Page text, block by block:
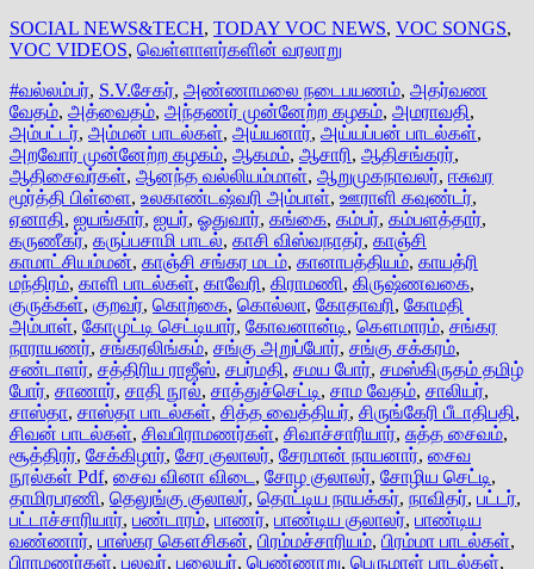
SOCIAL NEWS&TECH, TODAY VOC NEWS, VOC SONGS,
VOC VIDEOS, வெள்ளாளர்களின் வரலாறு
#வல்லம்பர், S.V.சேகர், அண்ணாமலை நடைபயணம், அதர்வண
வேதம், அத்வைதம், அந்தணர் முன்னேற்ற கழகம், அமராவதி,
அம்பட்டர், அம்மன் பாடல்கள், அய்யனார், அய்யப்பன் பாடல்கள்,
அறவோர் முன்னேற்ற கழகம், ஆகமம், ஆசாரி, ஆதிசங்கரர்,
ஆதிசைவர்கள், ஆனந்த வல்லியம்மாள், ஆறுமுகநாவலர், ஈசுவர
மூர்த்தி பிள்ளை, உலகாண்டஷ்வரி அம்பாள், ஊராளி கவுண்டர்,
ஏனாதி, ஐயங்கார், ஐயர், ஓதுவார், கங்கை, கம்பர், கம்பளத்தார்,
கருணீகர், கருப்பசாமி பாடல், காசி விஸ்வநாதர், காஞ்சி
காமாட்சியம்மன், காஞ்சி சங்கர மடம், கானாபத்தியம், காயத்ரி
மந்திரம், காளி பாடல்கள், காவேரி, கிராமணி, கிருஷ்ணவகை,
குருக்கள், குறவர், கொற்கை, கொல்லா, கோதாவரி, கோமதி
அம்பாள், கோமுட்டி செட்டியார், கோவனான்டி, கௌமாரம், சங்கர
நாராயணர், சங்கரலிங்கம், சங்கு அறுப்போர், சங்கு சக்கரம்,
சண்டாளர், சத்திரிய ராஜீஸ், சபர்மதி, சமய போர், சமஸ்கிருதம் தமிழ்
போர், சாணார், சாதி நூல், சாத்துச்செட்டி, சாம வேதம், சாலியர்,
சாஸ்தா, சாஸ்தா பாடல்கள், சித்த வைத்தியர், சிருங்கேரி பீடாதிபதி,
சிவன் பாடல்கள், சிவபிராமணர்கள், சிவாச்சாரியார், சுத்த சைவம்,
சூத்திரர், சேக்கிழார், சேர குலாலர், சேரமான் நாயனார், சைவ
நூல்கள் Pdf, சைவ வினா விடை , சோழ குலாலர், சோழிய செட்டி,
தாமிரபரணி, தெலுங்கு குலாலர், தொட்டிய நாயக்கர், நாவிதர், பட்டர்,
பட்டாச்சாரியார், பண்டாரம், பாணர், பாண்டிய குலாலர், பாண்டிய
வண்ணார், பாஸ்கர கௌசிகன், பிரம்மச்சாரியம், பிரம்மா பாடல்கள்,
பிராமணர்கள், புலவர், புலையர், பெண்ணாறு, பெருமாள் பாடல்கள்,